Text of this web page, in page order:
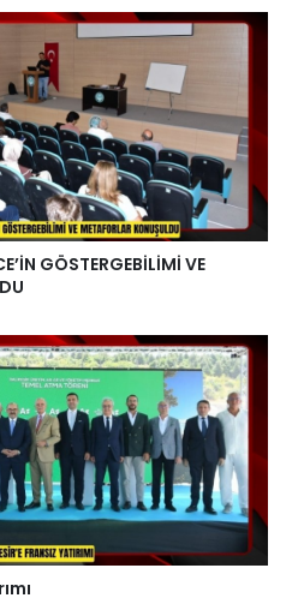
GÖSTERGEBİLİMİ VE